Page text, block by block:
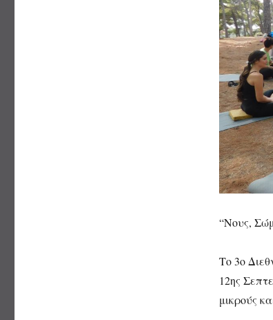
“Νους,
Το 3ο
12ης
μικρούς